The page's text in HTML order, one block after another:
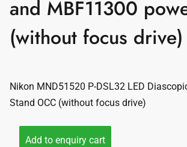
and MBF11300
(without focus drive)
Nikon MND51520 P-DSL32 LED
Stand OCC (without focus drive)
Add to enquiry cart